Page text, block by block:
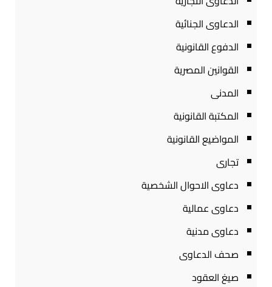
الدعاوى الجنائية
الدفوع القانونية
القوانين المصرية
المدنى
المكتبة القانونية
المواضيع القانونية
تجارى
دعاوى الاحوال الشخصية
دعاوى عمالية
دعاوى مدنية
صحف الدعاوى
صيغ العقود